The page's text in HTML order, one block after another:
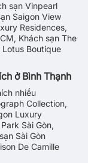
sạn Vinpearl
Saigon View
Residences,
Khách sạn The
Lotus Boutique
ở Bình Thạnh
nhiều
Collection,
Luxury
Sài Gòn,
Sài Gòn
De Camille